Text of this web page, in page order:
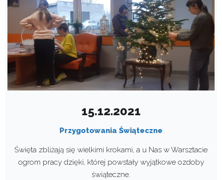
15.12.2021
Przygotowania Świąteczne
Święta zbliżają się wielkimi krokami, a u Nas w Warsztacie
ogrom pracy dzięki, której powstały wyjątkowe ozdoby
świąteczne.